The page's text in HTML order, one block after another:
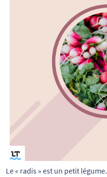
Le « radis » est un petit